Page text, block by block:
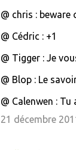
@ chris : beware
@ Cédric : +1
@ Tigger : Je
@ Blop : Le
@ Calenwen :
21 décembre